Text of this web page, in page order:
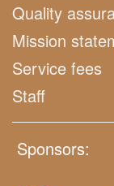
Quality
Mission
Service fees
Staff
Sponsors: